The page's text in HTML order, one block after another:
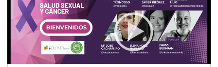
Salud Sexual y Cáncer
Martes, 31 Enero 2023 19:00
00:00 21:37